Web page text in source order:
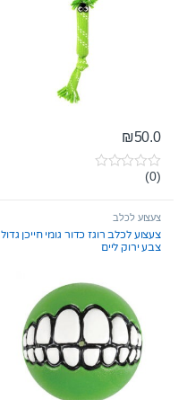
₪50.0
0
t
o
f
5
(0)
צעצוע לכלב
צעצוע לכלב רוגז כדור גומי חייכן גדול
צבע ירוק ליים